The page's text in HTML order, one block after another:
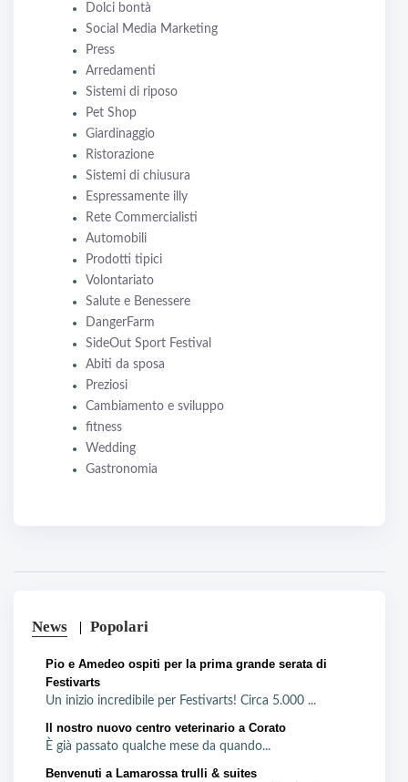
Dolci bontà
Social Media Marketing
Press
Arredamenti
Sistemi di riposo
Pet Shop
Giardinaggio
Ristorazione
Sistemi di chiusura
Espressamente illy
Rete Commercialisti
Automobili
Prodotti tipici
Volontariato
Salute e Benessere
DangerFarm
SideOut Sport Festival
Abiti da sposa
Preziosi
Cambiamento e sviluppo
fitness
Wedding
Gastronomia
News Popolari
Pio e Amedeo ospiti per la prima grande serata di
Festivarts
Un inizio incredibile per Festivarts! Circa 5.000 ...
Il nostro nuovo centro veterinario a Corato
È già passato qualche mese da quando...
Benvenuti a Lamarossa trulli & suites